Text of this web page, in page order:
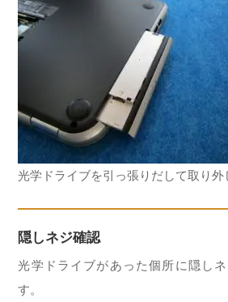
光学ドライブを引っ張りだして取り外
隠しネジ確認
光学ドライブがあった個所に隠し
す。